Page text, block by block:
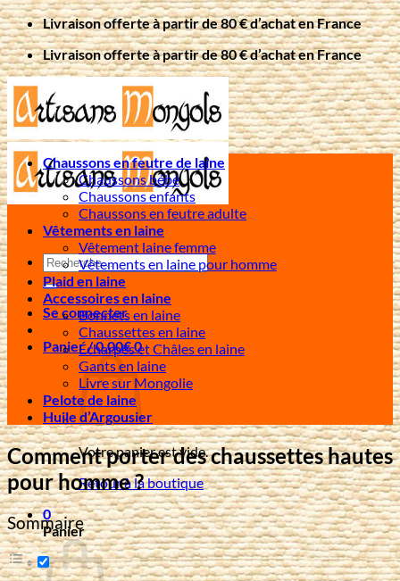
Passer
au
contenu
Livraison offerte à partir de 80 € d’achat en France
Livraison offerte à partir de 80 € d’achat en France
Recherche
pour :
Se connecter
Panier /0,00€0
Votre panier est vide.
Retour à la boutique
0
Panier
Chaussons en feutre de laine
Chaussons bébé
Chaussons enfants
Chaussons en feutre adulte
Vêtements en laine
Vêtement laine femme
Vêtements en laine pour homme
Plaid en laine
Accessoires en laine
Bonnets en laine
Chaussettes en laine
Écharpes et Châles en laine
Gants en laine
Livre sur Mongolie
Pelote de laine
Huile d’Argousier
Comment porter des chaussettes hautes
pour homme ?
Sommaire